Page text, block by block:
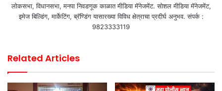
लोकसभा, विधानसभा, मनपा निवडणूक काळात मीडिया मॅनेजमेंट. सोशल मीडिया मॅनेजमेंट,
इमेज बिल्डिंग, मार्केटिंग, ब्रॅण्डिंग यासारख्या विविध क्षेत्राचा प्रदीर्घ अनुभव. संपर्क :
9823333119
Related Articles